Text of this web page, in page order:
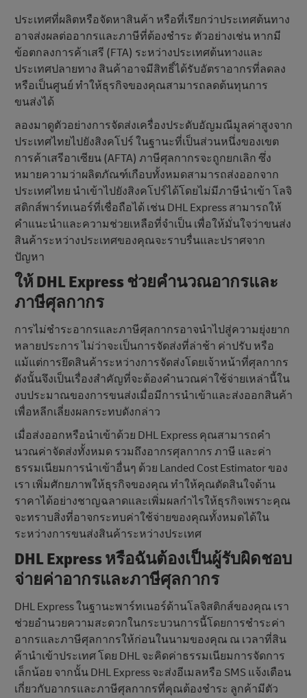
ประเทศที่ผลิตหรือจัดหาสินค้า หรือที่เรียกว่าประเทศต้นทาง
อาจส่งผลต่ออากรและภาษีที่ต้องชําระ ตัวอย่างเช่น หากมี
ข้อตกลงการค้าเสรี (FTA) ระหว่างประเทศต้นทางและ
ประเทศปลายทาง สินค้าอาจมีสิทธิ์ได้รับอัตราอากรที่ลดลง
หรือเป็นศูนย์ ทําให้ธุรกิจของคุณสามารถลดต้นทุนการ
ขนส่งได้
ลองมาดูตัวอย่างการจัดส่งเครื่องประดับอัญมณีมูลค่าสูงจาก
ประเทศไทยไปยังสิงคโปร์ ในฐานะที่เป็นส่วนหนึ่งของเขต
การค้าเสรีอาเซียน (AFTA) ภาษีศุลกากรจะถูกยกเลิก ซึ่ง
หมายความว่าผลิตภัณฑ์เกือบทั้งหมดสามารถส่งออกจาก
ประเทศไทย นำเข้าไปยังสิงคโปร์ได้โดยไม่มีภาษีนําเข้า โลจิ
สติกส์พาร์ทเนอร์ที่เชื่อถือได้ เช่น DHL Express สามารถให้
คําแนะนําและความช่วยเหลือที่จําเป็น เพื่อให้มั่นใจว่าขนส่ง
สินค้าระหว่างประเทศของคุณจะราบรื่นและปราศจาก
ปัญหา
ให้ DHL Express ช่วยคํานวณอากรและ
ภาษีศุลกากร
การไม่ชําระอากรและภาษีศุลกากรอาจนําไปสู่ความยุ่งยาก
หลายประการ ไม่ว่าจะเป็นการจัดส่งที่ล่าช้า ค่าปรับ หรือ
แม้แต่การยึดสินค้าระหว่างการจัดส่งโดยเจ้าหน้าที่ศุลกากร
ดังนั้นจึงเป็นเรื่องสําคัญที่จะต้องคำนวณค่าใช้จ่ายเหล่านี้ใน
งบประมาณของการขนส่งเมื่อมีการนําเข้าและส่งออกสินค้า
เพื่อหลีกเลี่ยงผลกระทบดังกล่าว
เมื่อส่งออกหรือนำเข้าด้วย DHL Express คุณสามารถคํา
นวณค่าจัดส่งทั้งหมด รวมถึงอากรศุลกากร ภาษี และค่า
ธรรมเนียมการนําเข้าอื่นๆ ด้วย Landed Cost Estimator ของ
เรา เพิ่มศักยภาพให้ธุรกิจของคุณ ทำให้คุณตัดสินใจด้าน
ราคาได้อย่างชาญฉลาดและเพิ่มผลกําไรให้ธุรกิจเพราะคุณ
จะทราบสิ่งที่อาจกระทบค่าใช้จ่ายของคุณทั้งหมดได้ใน
ระหว่างการขนส่งสินค้าระหว่างประเทศ
DHL Express หรือฉันต้องเป็นผู้รับผิดชอบ
จ่ายค่าอากรและภาษีศุลกากร
DHL Express ในฐานะพาร์ทเนอร์ด้านโลจิสติกส์ของคุณ เรา
ช่วยอำนวยความสะดวกในกระบวนการนี้โดยการชำระค่า
อากรและภาษีศุลกากรให้ก่อนในนามของคุณ ณ เวลาที่สิน
ค้านําเข้าประเทศ โดย DHL จะคิดค่าธรรมเนียมการจัดการ
เล็กน้อย จากนั้น DHL Express จะส่งอีเมลหรือ SMS แจ้งเตือน
เกี่ยวกับอากรและภาษีศุลกากรที่คุณต้องชำระ ลูกค้ามีตัว